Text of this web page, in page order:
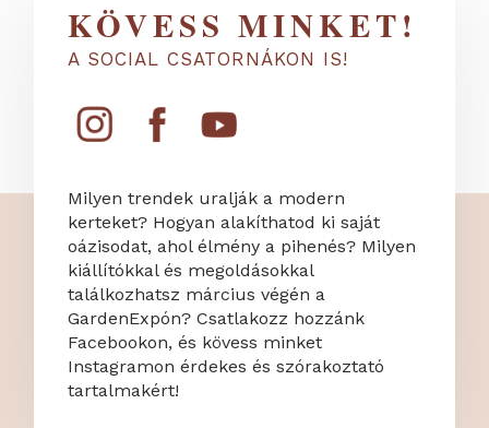
KÖVESS MINKET!
A SOCIAL CSATORNÁKON IS!
Milyen trendek uralják a modern
kerteket? Hogyan alakíthatod ki saját
oázisodat, ahol élmény a pihenés? Milyen
kiállítókkal és megoldásokkal
találkozhatsz március végén a
GardenExpón? Csatlakozz hozzánk
Facebookon, és kövess minket
Instagramon érdekes és szórakoztató
tartalmakért!